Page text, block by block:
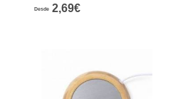
Desde 2,69€